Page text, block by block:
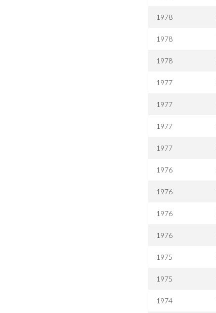
1978
1978
1978
1977
1977
1977
1977
1976
1976
1976
1976
1975
1975
1974